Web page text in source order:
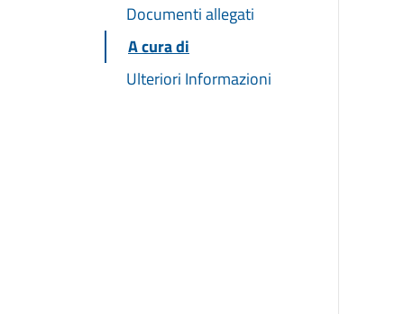
Documenti allegati
A cura di
Ulteriori Informazioni